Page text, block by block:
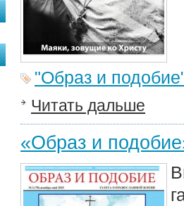
"Образ и
Читать дальше
«Образ и